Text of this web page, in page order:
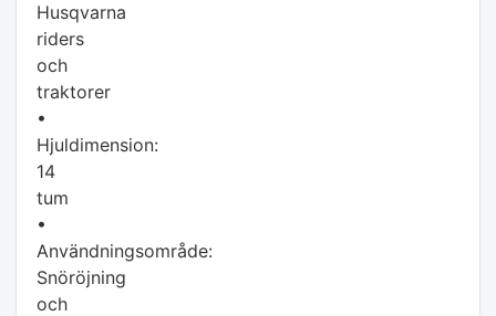
Husqvarna
riders
och
traktorer
•
Hjuldimension:
14
tum
•
Användningsområde:
Snöröjning
och